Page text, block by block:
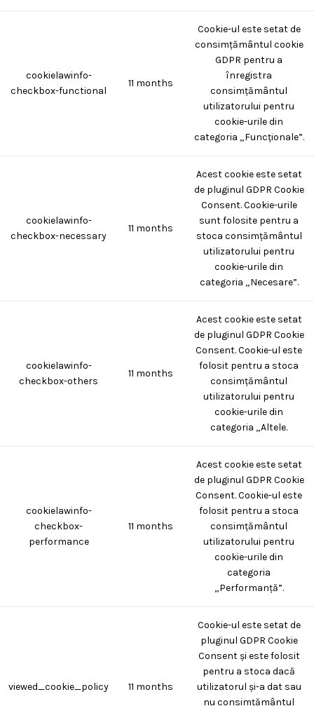
cookielawinfo-
checkbox-functional
11 months
Cookie-ul este setat de
consimțământul cookie
GDPR pentru a
înregistra
consimțământul
utilizatorului pentru
cookie-urile din
categoria „Funcționale”.
cookielawinfo-
checkbox-necessary
11 months
Acest cookie este setat
de pluginul GDPR Cookie
Consent. Cookie-urile
sunt folosite pentru a
stoca consimțământul
utilizatorului pentru
cookie-urile din
categoria „Necesare”.
cookielawinfo-
checkbox-others
11 months
Acest cookie este setat
de pluginul GDPR Cookie
Consent. Cookie-ul este
folosit pentru a stoca
consimțământul
utilizatorului pentru
cookie-urile din
categoria „Altele.
cookielawinfo-
checkbox-
performance
11 months
Acest cookie este setat
de pluginul GDPR Cookie
Consent. Cookie-ul este
folosit pentru a stoca
consimțământul
utilizatorului pentru
cookie-urile din
categoria
„Performanță”.
viewed_cookie_policy 11 months
Cookie-ul este setat de
pluginul GDPR Cookie
Consent și este folosit
pentru a stoca dacă
utilizatorul și-a dat sau
nu consimțământul